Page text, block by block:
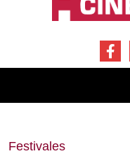
Festivales